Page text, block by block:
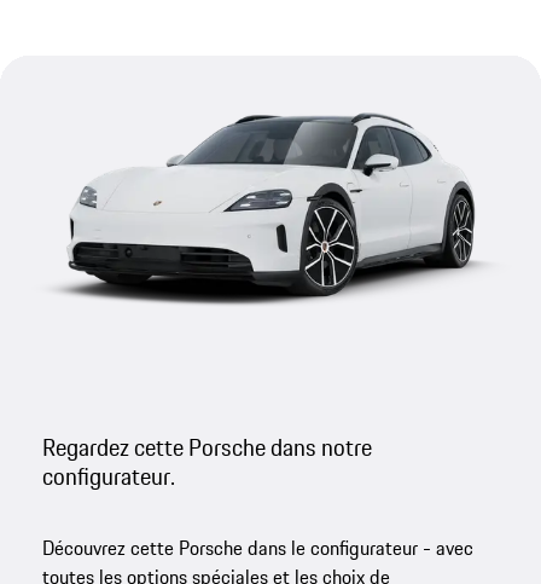
Regardez cette Porsche dans notre
configurateur.
Découvrez cette Porsche dans le configurateur - avec
toutes les options spéciales et les choix de